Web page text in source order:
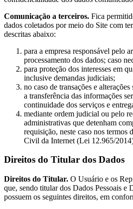
Comunicação a terceiros. Fica
dados coletados por meio do Site com
descritas abaixo:
para a empresa responsável pelo
processamento dos dados; caso
para proteção dos interesses em
inclusive demandas judiciais;
no caso de transações e
a transferência das informações
continuidade dos serviços e
mediante ordem judicial ou pelo
administrativas que detenham
requisição, neste caso nos termos
Civil da Internet (Lei 12.965/
Direitos do Titular dos Dados
Direitos do Titular. O Usuário e os
que, sendo titular dos Dados Pessoais e
possuem os seguintes direitos, em